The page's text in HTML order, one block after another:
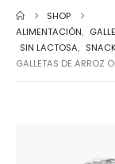
SHOP
ALIMENTACIÓN,
SIN LACTOSA,
GALLETAS DE ARROZ